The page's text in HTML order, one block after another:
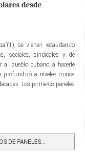
desde
se vienen recaudando
sociales, sindicales y de
al pueblo cubano a hacerle
profundizó a niveles nunca
Los primeros paneles
DE PANELES...